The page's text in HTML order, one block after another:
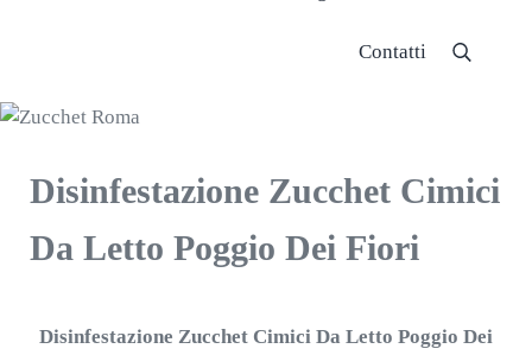
Contatti
Cerca
Disinfestazione Zucchet Cimici
Da Letto Poggio Dei Fiori
Disinfestazione Zucchet Cimici Da Letto Poggio Dei